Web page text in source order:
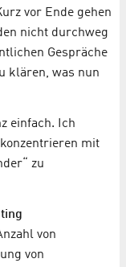
vor Ende gehen
nicht durchweg
Gespräche
klären, was nun
einfach. Ich
mit
zu
von
von